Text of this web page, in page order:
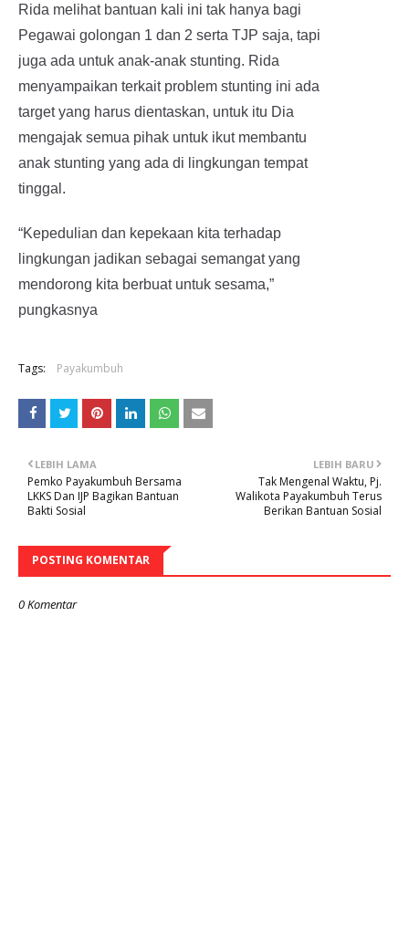
Rida melihat bantuan kali ini tak hanya bagi
Pegawai golongan 1 dan 2 serta TJP saja, tapi
juga ada untuk anak-anak stunting. Rida
menyampaikan terkait problem stunting ini ada
target yang harus dientaskan, untuk itu Dia
mengajak semua pihak untuk ikut membantu
anak stunting yang ada di lingkungan tempat
tinggal.
“Kepedulian dan kepekaan kita terhadap
lingkungan jadikan sebagai semangat yang
mendorong kita berbuat untuk sesama,”
pungkasnya
Tags: Payakumbuh
LEBIH BARU
Tak Mengenal Waktu, Pj.
Walikota Payakumbuh Terus
Berikan Bantuan Sosial
LEBIH LAMA
Pemko Payakumbuh Bersama
LKKS Dan IJP Bagikan Bantuan
Bakti Sosial
POSTING KOMENTAR
0 Komentar